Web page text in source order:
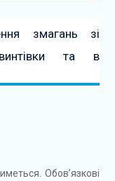
змагань зі
та в
Обов’язкові